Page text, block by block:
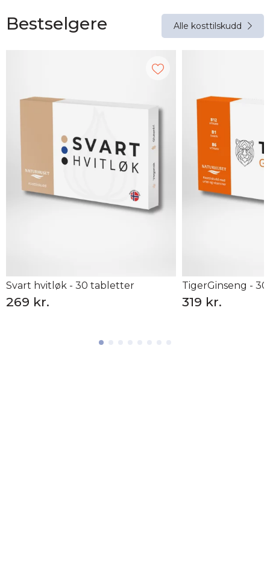
Bestselgere Alle kosttilskudd
Svart hvitløk - 30 tabletter
269 kr.
TigerGinseng -
319 kr.